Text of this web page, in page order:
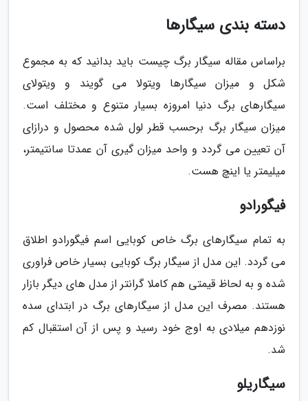
دسته بندی سیگارها
براساس مقاله سیگار برگ چیست باید بدانید که به مجموع
شکل و میزان سیگارها ویتولا می گویند و ویتولای
سیگارهای برگ دنیا امروزه بسیار متنوع و مختلف است.
میزان سیگار برگ برحسب قطر لول شده محصول و درازای
آن تعیین می گردد و واحد میزان گیری آن عمدتا سانتیمتر،
میلیمتر یا اینچ هست.
فیگورادو
به تمام سیگارهای برگ خاص کوبایی اسم فیگورادو اطلاق
می گردد. این مدل از سیگار برگ کوبایی بسیار خاص فراوری
شده و به لحاظ قیمتی هم کاملا گرانتر از مدل های دیگر بازار
هستند. مصرف این مدل از سیگارهای برگ در ابتدای سده
نوزدهم میلادی به اوج خود رسید و پس از آن استقبال کم
شد.
سیگاریلو